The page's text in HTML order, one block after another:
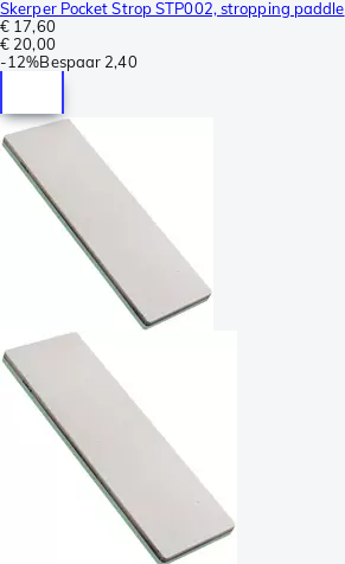
Skerper Pocket Strop STP002, stropping paddle
€ 17,60
€ 20,00
-12%Bespaar 2,40